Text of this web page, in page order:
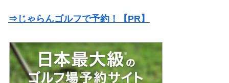
⇒じゃらんゴルフで予約！【PR】